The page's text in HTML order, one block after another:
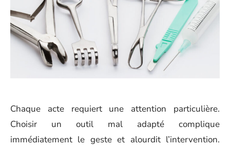
Chaque acte requiert une attention particulière.
Choisir un outil mal adapté complique
immédiatement le geste et alourdit l’intervention.